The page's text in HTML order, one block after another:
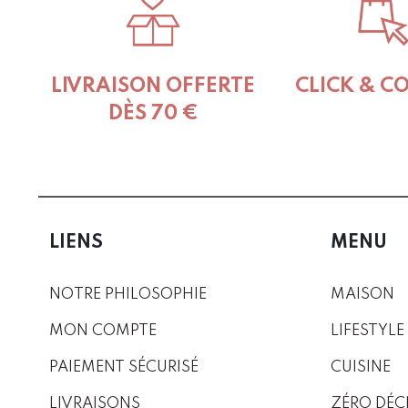
LIVRAISON OFFERTE
DÈS 70 €
CLICK &
LIENS
NOTRE PHILOSOPHIE
MON COMPTE
PAIEMENT SÉCURISÉ
LIVRAISONS
MENU
MAISON
LIFESTYLE
CUISINE
ZÉRO